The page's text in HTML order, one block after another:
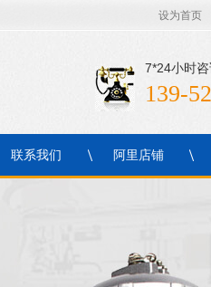
设为首页
7*24小时咨
139-
联系我们 阿里店铺